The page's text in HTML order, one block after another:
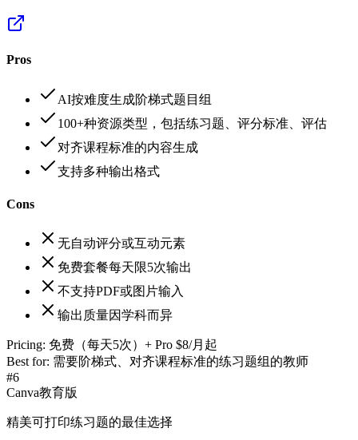
Pros
AI按难度生成阶梯式题目组
100+种资源类型，包括练习题、评分标准、评估
对齐课程标准的内容生成
支持多种输出格式
Cons
无自动评分或互动元素
免费套餐每天限5次输出
不支持PDF或图片输入
输出质量因学科而异
Pricing: 免费（每天5次）+ Pro $8/月起
Best for: 需要阶梯式、对齐课程标准的练习题组的教师
#6
Canva教育版
精美可打印练习题的最佳选择